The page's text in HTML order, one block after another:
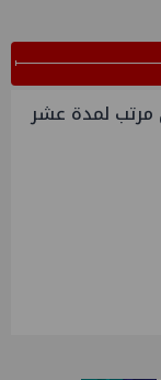
مرتب لمدة عشر